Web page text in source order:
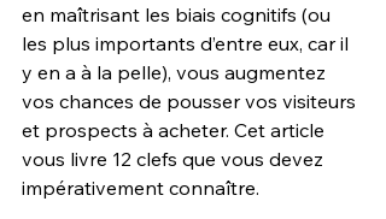
en maîtrisant les biais cognitifs (ou
les plus importants d’entre eux, car il
y en a à la pelle), vous augmentez
vos chances de pousser vos visiteurs
et prospects à acheter. Cet article
vous livre 12 clefs que vous devez
impérativement connaître.